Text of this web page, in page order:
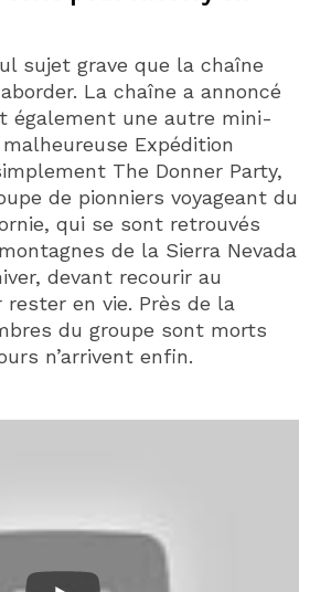
sujet grave que la chaîne
La chaîne a annoncé
également une autre mini-
Expédition
The Donner Party,
de pionniers voyageant du
qui se sont retrouvés
de la Sierra Nevada
devant recourir au
en vie. Près de la
du groupe sont morts
n’arrivent enfin.